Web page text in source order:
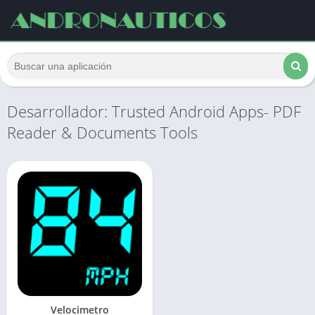
Desarrollador: Trusted Android Apps- PDF
Reader & Documents Tools
Velocimetro